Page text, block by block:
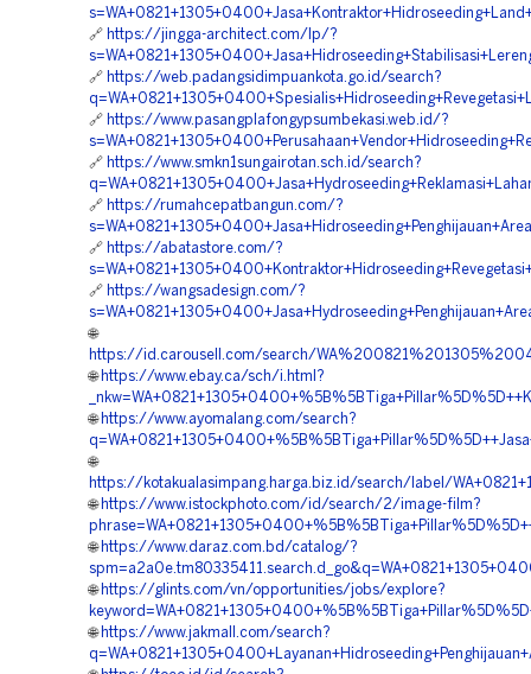
🔗 https://jingga-architect.com/lp/?
🔗 https://web.padangsidimpuankota.go.id/search?
🔗 https://www.pasangplafongypsumbekasi.web.id/?
🔗 https://www.smkn1sungairotan.sch.id/search?
🔗 https://rumahcepatbangun.com/?
🔗 https://abatastore.com/?
🔗 https://wangsadesign.com/?
🌐
https://id.carousell.com/search/
🌐 https://www.ebay.ca/sch/i.html?
🌐 https://www.ayomalang.com/search?
🌐
https://kotakualasimpang.harga.biz.id/search/label/
🌐 https://www.istockphoto.com/id/search/2/image-film?
🌐 https://www.daraz.com.bd/catalog/?
🌐 https://glints.com/vn/opportunities/jobs/explore?
🌐 https://www.jakmall.com/search?